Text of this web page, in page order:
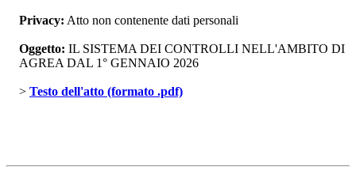
Privacy: Atto non contenente dati personali
Oggetto: IL SISTEMA DEI CONTROLLI NELL'AMBITO DI
AGREA DAL 1° GENNAIO 2026
> Testo dell'atto (formato .pdf)